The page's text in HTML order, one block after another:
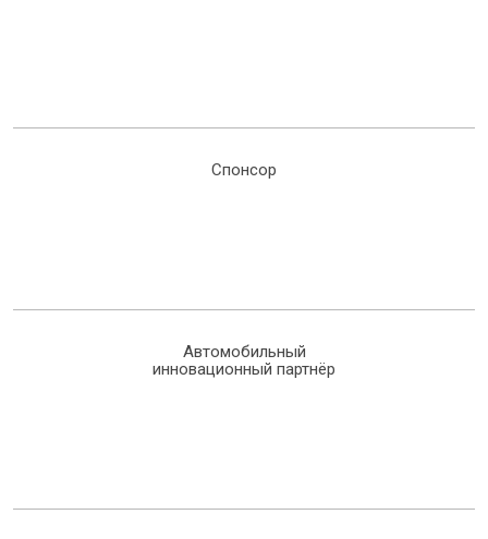
Спонсор
Автомобильный
инновационный партнёр